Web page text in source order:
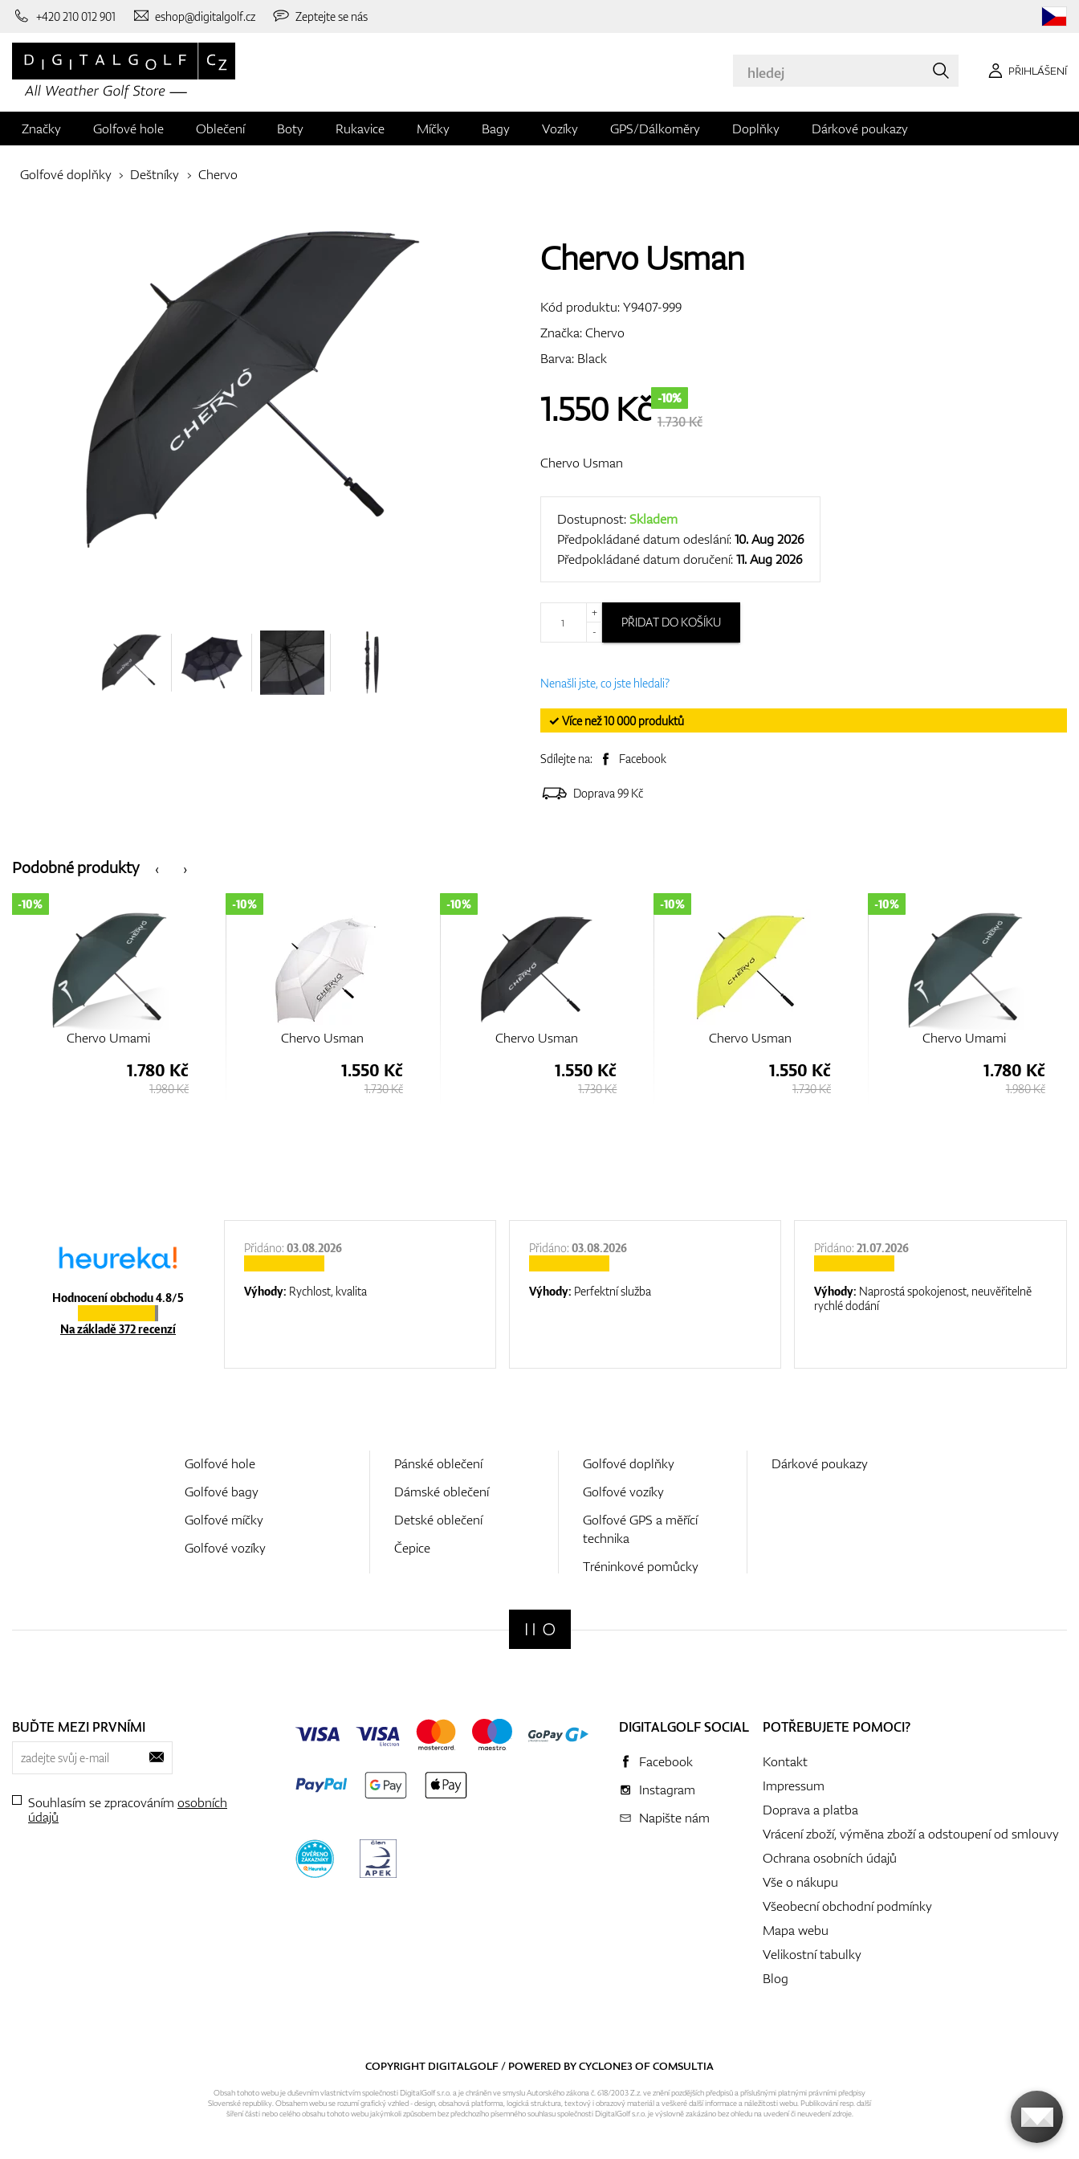
+420 210 012 901 eshop@digitalgolf.cz Zeptejte se nás
PŘIHLÁŠENÍ
Značky Golfové hole Oblečení Boty Rukavice Míčky Bagy Vozíky GPS/Dálkoměry Doplňky Dárkové poukazy
Golfové doplňky Deštníky Chervo
Chervo Usman
Kód produktu:Y9407-999
Značka:Chervo
Barva: Black
1.550Kč -10%
1.730 Kč
Chervo Usman
Dostupnost:Skladem
Předpokládané datum odeslání:10. Aug 2026
Předpokládané datum doručení:11. Aug 2026
+
-
PŘIDAT DO KOŠÍKU
Nenašli jste, co jste hledali?
✓ Více než 10 000 produktů
Sdílejte na: Facebook
Doprava 99 Kč
‹
Podobné produkty ›
Chervo Umami
-10%
1.780 Kč
1.980 Kč
Chervo Usman
-10%
1.550 Kč
1.730 Kč
Chervo Usman
-10%
1.550 Kč
1.730 Kč
Chervo Usman
-10%
1.550 Kč
1.730 Kč
Chervo Umami
-10%
1.780 Kč
1.980 Kč
Hodnocení obchodu 4.8/5
Na základě 372 recenzí
Přidáno:03.08.2026
Výhody: Rychlost, kvalita
Přidáno:03.08.2026
Výhody: Perfektní služba
Přidáno:21.07.2026
Výhody: Naprostá spokojenost, neuvěřitelně
rychlé dodání
Golfové hole
Golfové bagy
Golfové míčky
Golfové vozíky
Pánské oblečení
Dámské oblečení
Detské oblečení
Čepice
Golfové doplňky
Golfové vozíky
Golfové GPS a měřící
technika
Tréninkové pomůcky
Dárkové poukazy
BUĎTE MEZI PRVNÍMI
Souhlasím se zpracováním osobních
údajů
DIGITALGOLF SOCIAL
Facebook
Instagram
Napište nám
POTŘEBUJETE POMOCI?
Kontakt
Impressum
Doprava a platba
Vrácení zboží, výměna zboží a odstoupení od smlouvy
Ochrana osobních údajů
Vše o nákupu
Všeobecní obchodní podmínky
Mapa webu
Velikostní tabulky
Blog
COPYRIGHT DIGITALGOLF / POWERED BYCYCLONE3OFCOMSULTIA
Obsah tohoto webu je duševním vlastnictvím společnosti DigitalGolf s.r.o. a je chráněn ve smyslu Autorského zákona č. 618/2003 Z.z. ve znění pozdějších předpisů a příslušnými platnými právními předpisy
Slovenské republiky. Obsahem webu se rozumí grafický vzhled - design, obsahová platforma, logická struktura, textový i obrazový materiál a veškeré další informace a náležitosti webu. Publikování resp. další
šíření části nebo celého obsahu tohoto webu jakýmkoli způsobem bez předchozího písemného souhlasu společnosti DigitalGolf s.r.o. je výslovně zakázáno bez ohledu na uvedení či neuvedení zdroje.